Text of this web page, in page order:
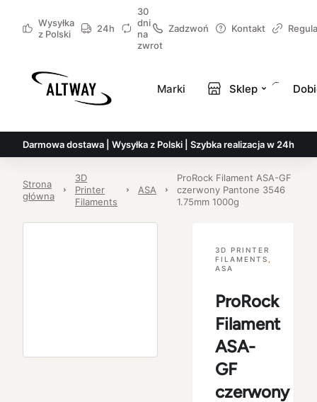
Wysyłka
z Polski
24h
30
dni
na
zwrot
Zadzwoń Kontakt
Marki Sklep
Darmowa dostawa | Wysyłka z Polski | Szybka realizacja w 24h
Strona
główna
3D
Printer
Filaments
ASA
ProRock Filament ASA-GF
czerwony Pantone 3546
1.75mm 1000g
3D PRINTER
FILAMENTS
ASA
ProRock
Filament
ASA-
GF
czerwony